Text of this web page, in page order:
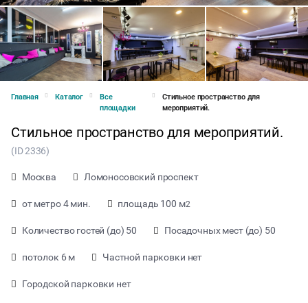
Главная Каталог
Все
площадки
Стильное пространство для
мероприятий.
Стильное пространство для мероприятий.
(ID 2336)
Москва Ломоносовский проспект
от метро 4 мин. площадь 100 м2
Количество гостей (до) 50 Посадочных мест (до) 50
потолок 6 м Частной парковки нет
Городской парковки нет